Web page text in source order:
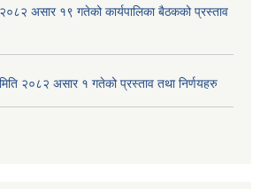
२०८२ असार १९ गतेको कार्यपालिका बैठकको प्रस्ताव
मिति २०८२ असार १ गतेको प्रस्ताव तथा निर्णयहरु